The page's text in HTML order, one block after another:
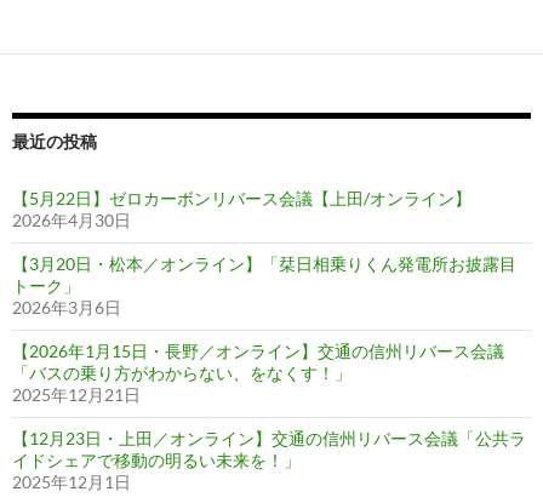
シ
ョ
ン
最近の投稿
【5月22日】ゼロカーボンリバース会議【上田/オンライン】
2026年4月30日
【3月20日・松本／オンライン】「栞日相乗りくん発電所お披露目
トーク」
2026年3月6日
【2026年1月15日・長野／オンライン】交通の信州リバース会議
「バスの乗り方がわからない、をなくす！」
2025年12月21日
【12月23日・上田／オンライン】交通の信州リバース会議「公共ラ
イドシェアで移動の明るい未来を！」
2025年12月1日